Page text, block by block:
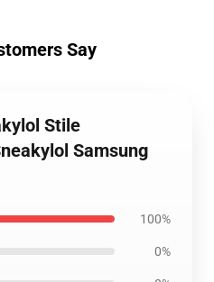
Say
Stile
Samsung
100%
0%